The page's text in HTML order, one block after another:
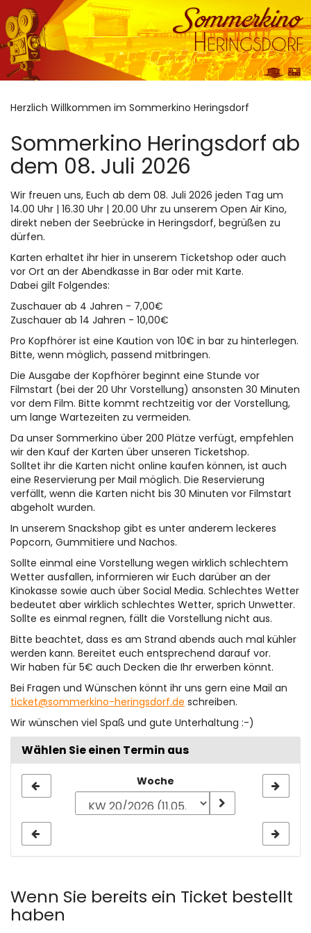
Zum
Haupt-
Inhalt
springen
Herzlich Willkommen im Sommerkino Heringsdorf
Sommerkino Heringsdorf ab
dem 08. Juli 2026
Wir freuen uns, Euch ab dem 08. Juli 2026 jeden Tag um
14.00 Uhr | 16.30 Uhr | 20.00 Uhr zu unserem Open Air Kino,
direkt neben der Seebrücke in Heringsdorf, begrüßen zu
dürfen.
Karten erhaltet ihr hier in unserem Ticketshop oder auch
vor Ort an der Abendkasse in Bar oder mit Karte.
Dabei gilt Folgendes:
Zuschauer ab 4 Jahren - 7,00€
Zuschauer ab 14 Jahren - 10,00€
Pro Kopfhörer ist eine Kaution von 10€ in bar zu hinterlegen.
Bitte, wenn möglich, passend mitbringen.
Die Ausgabe der Kopfhörer beginnt eine Stunde vor
Filmstart (bei der 20 Uhr Vorstellung) ansonsten 30 Minuten
vor dem Film. Bitte kommt rechtzeitig vor der Vorstellung,
um lange Wartezeiten zu vermeiden.
Da unser Sommerkino über 200 Plätze verfügt, empfehlen
wir den Kauf der Karten über unseren Ticketshop.
Solltet ihr die Karten nicht online kaufen können, ist auch
eine Reservierung per Mail möglich. Die Reservierung
verfällt, wenn die Karten nicht bis 30 Minuten vor Filmstart
abgeholt wurden.
In unserem Snackshop gibt es unter anderem leckeres
Popcorn, Gummitiere und Nachos.
Sollte einmal eine Vorstellung wegen wirklich schlechtem
Wetter ausfallen, informieren wir Euch darüber an der
Kinokasse sowie auch über Social Media. Schlechtes Wetter
bedeutet aber wirklich schlechtes Wetter, sprich Unwetter.
Sollte es einmal regnen, fällt die Vorstellung nicht aus.
Bitte beachtet, dass es am Strand abends auch mal kühler
werden kann. Bereitet euch entsprechend darauf vor.
Wir haben für 5€ auch Decken die Ihr erwerben könnt.
Bei Fragen und Wünschen könnt ihr uns gern eine Mail an
ticket@sommerkino-heringsdorf.de schreiben.
Wir wünschen viel Spaß und gute Unterhaltung :-)
Wählen Sie einen Termin aus
zur
Woche
Wenn Sie bereits ein Ticket bestellt
haben